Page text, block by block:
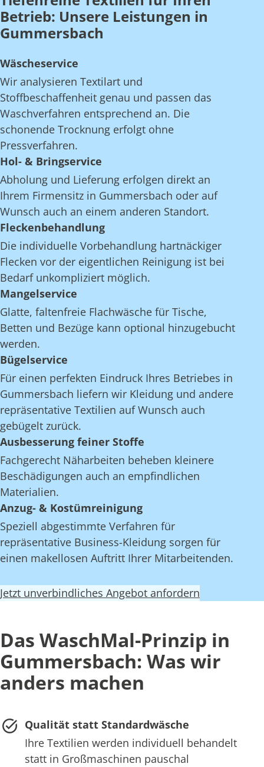
Betrieb: Unsere Leistungen in
Gummersbach
Wäscheservice
Wir analysieren Textilart und
Stoffbeschaffenheit genau und passen das
Waschverfahren entsprechend an. Die
schonende Trocknung erfolgt ohne
Pressverfahren.
Hol- & Bringservice
Abholung und Lieferung erfolgen direkt an
Ihrem Firmensitz in Gummersbach oder auf
Wunsch auch an einem anderen Standort.
Fleckenbehandlung
Die individuelle Vorbehandlung hartnäckiger
Flecken vor der eigentlichen Reinigung ist bei
Bedarf unkompliziert möglich.
Mangelservice
Glatte, faltenfreie Flachwäsche für Tische,
Betten und Bezüge kann optional hinzugebucht
werden.
Bügelservice
Für einen perfekten Eindruck Ihres Betriebes in
Gummersbach liefern wir Kleidung und andere
repräsentative Textilien auf Wunsch auch
gebügelt zurück.
Ausbesserung feiner Stoffe
Fachgerecht Näharbeiten beheben kleinere
Beschädigungen auch an empfindlichen
Materialien.
Anzug- & Kostümreinigung
Speziell abgestimmte Verfahren für
repräsentative Business-Kleidung sorgen für
einen makellosen Auftritt Ihrer Mitarbeitenden.
Jetzt unverbindliches Angebot anfordern
Das WaschMal-Prinzip in
Gummersbach: Was wir
anders machen
Qualität statt Standardwäsche
Ihre Textilien werden individuell behandelt
statt in Großmaschinen pauschal